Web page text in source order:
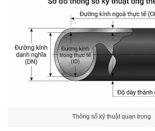
Thông số kỹ thuật quan trọng